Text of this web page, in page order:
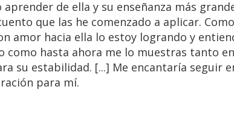
de ella y su enseñanza más
que las he comenzado a aplicar.
amor hacia ella lo estoy logrando y
hasta ahora me lo muestras tanto
su estabilidad. [...] Me encantaría seguir
para mí.